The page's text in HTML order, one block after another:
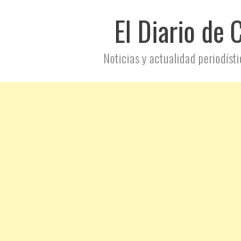
El Diario de
Noticias y actualidad